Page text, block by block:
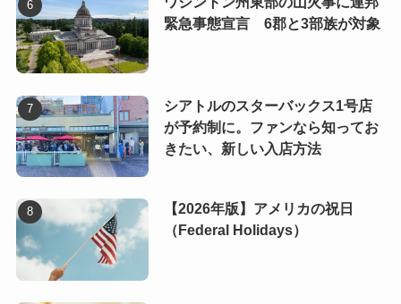
緊急事態宣言 6郡と3部族が対象
シアトルのスターバックス1号店
が予約制に。ファンなら知ってお
きたい、新しい入店方法
【2026年版】アメリカの祝日
（Federal Holidays）